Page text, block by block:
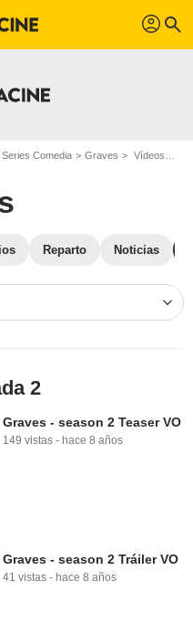
profil search
Series Comedia Graves Vídeos Graves
Reparto Noticias
2
Graves - season 2 Teaser VO
149 vistas - hace 8 años
Graves - season 2 Tráiler VO
41 vistas - hace 8 años